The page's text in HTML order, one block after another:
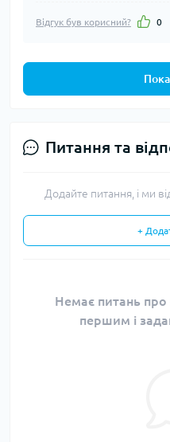
Відгук був корисний? 0
Питання та
Додайте питання, і ми
+
Немає питань про
першим і